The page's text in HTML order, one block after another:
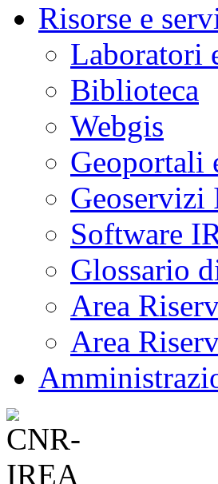
Risorse e
Laboratori
Biblioteca
Webgis
Geoportali
Geoservizi
Software
Glossario
Area
Area